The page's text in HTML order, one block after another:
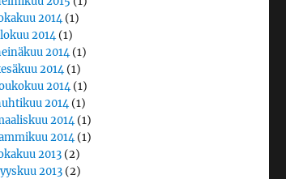
2014(1)
2014(1)
2014(1)
2014(1)
2014(1)
2014(1)
2014(1)
2014(1)
2013 (2)
2013 (2)